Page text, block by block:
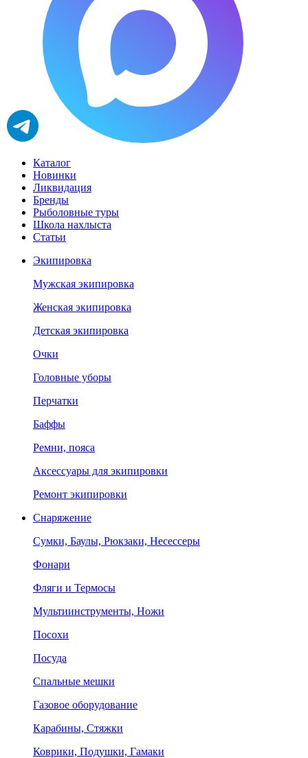
Каталог
Новинки
Ликвидация
Бренды
Рыболовные туры
Школа нахлыста
Статьи
Экипировка
Мужская экипировка
Женская экипировка
Детская экипировка
Очки
Головные уборы
Перчатки
Баффы
Ремни, пояса
Аксессуары для экипировки
Ремонт экипировки
Снаряжение
Сумки, Баулы, Рюкзаки, Несессеры
Фонари
Фляги и Термосы
Мультиинструменты, Ножи
Посохи
Посуда
Спальные мешки
Газовое оборудование
Карабины, Стяжки
Коврики, Подушки, Гамаки